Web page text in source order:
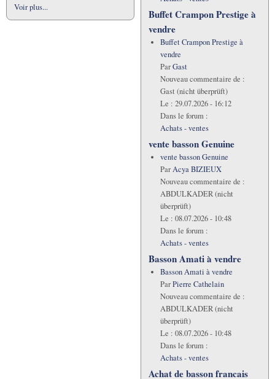
Voir plus...
Buffet Crampon Prestige à
vendre
Buffet Crampon Prestige à
vendre
ParGast
Nouveau commentaire de :
Gast (nicht überprüft)
Le : 29.07.2026 - 16:12
Dans le forum :
Achats - ventes
vente basson Genuine
vente basson Genuine
ParAcya BIZIEUX
Nouveau commentaire de :
ABDULKADER (nicht
überprüft)
Le : 08.07.2026 - 10:48
Dans le forum :
Achats - ventes
Basson Amati à vendre
Basson Amati à vendre
ParPierre Cathelain
Nouveau commentaire de :
ABDULKADER (nicht
überprüft)
Le : 08.07.2026 - 10:48
Dans le forum :
Achats - ventes
Achat de basson francais